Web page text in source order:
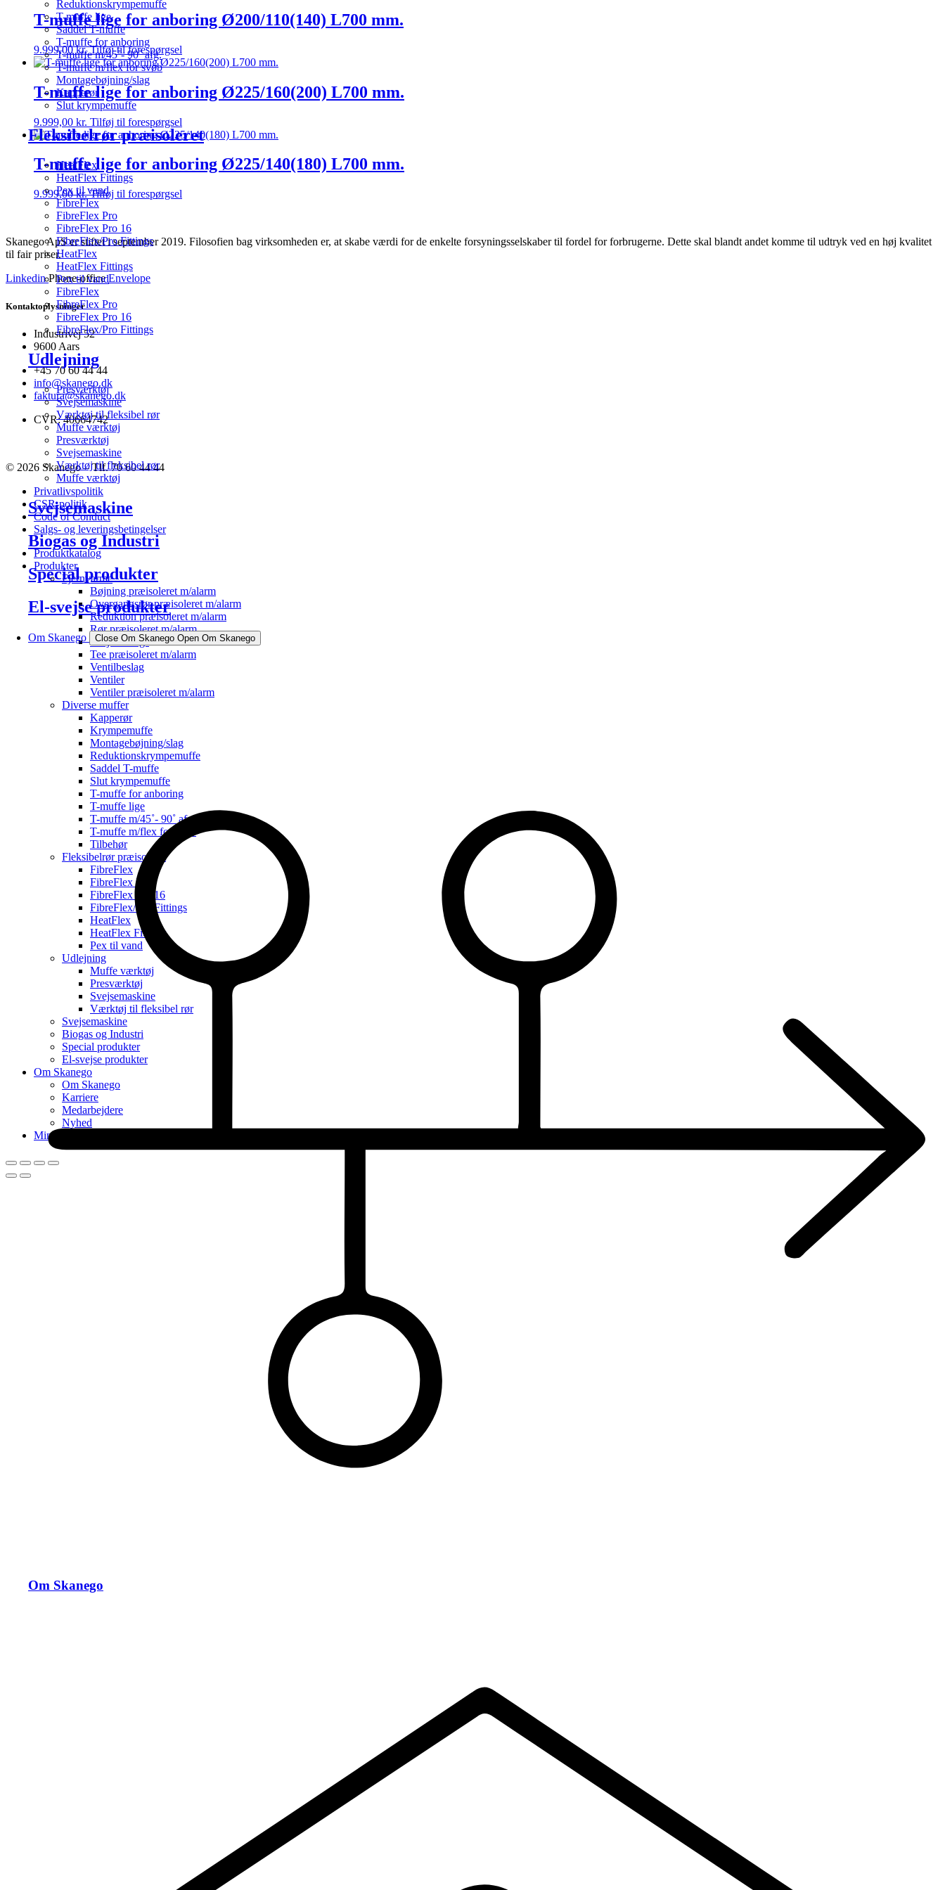
Reduktionskrympemuffe
T-muffe lige
Saddel T-muffe
T-muffe for anboring
T-muffe m/45˚- 90˚ afg.
T-muffe m/flex for svøb
Montagebøjning/slag
Kapperør
Slut krympemuffe
Fleksibelrør præisoleret
HeatFlex
HeatFlex Fittings
Pex til vand
FibreFlex
FibreFlex Pro
FibreFlex Pro 16
FibreFlex/Pro Fittings
HeatFlex
HeatFlex Fittings
Pex til vand
FibreFlex
FibreFlex Pro
FibreFlex Pro 16
FibreFlex/Pro Fittings
Udlejning
Presværktøj
Svejsemaskine
Værktøj til fleksibel rør
Muffe værktøj
Presværktøj
Svejsemaskine
Værktøj til fleksibel rør
Muffe værktøj
Svejsemaskine
Biogas og Industri
Special produkter
El-svejse produkter
Om Skanego Close Om Skanego Open Om Skanego
Om Skanego
T-muffe lige for anboring Ø200/110(140) L700 mm.
9.999,00kr. Tilføj til forespørgsel
T-muffe lige for anboring Ø225/160(200) L700 mm.
9.999,00 kr. Tilføj til forespørgsel
T-muffe lige for anboring Ø225/140(180) L700 mm.
9.999,00kr. Tilføj til forespørgsel
Skanego ApS er stiftet i september 2019. Filosofien bag virksomheden er, at skabe værdi for de enkelte forsyningsselskaber til fordel for forbrugerne. Dette skal blandt andet komme til udtryk ved en høj kvalitet
til fair priser.
Linkedin Phone-office Envelope
Kontaktoplysninger
Industrivej 52
9600 Aars
+45 70 60 44 44
info@skanego.dk
faktura@skanego.dk
CVR: 40664742
© 2026 Skanego – Tlf. 70 60 44 44
Privatlivspolitik
CSR-politik
Code of Conduct
Salgs- og leveringsbetingelser
Produktkatalog
Produkter
Fjernvarme
Bøjning præisoleret m/alarm
Overgangsrør præisoleret m/alarm
Reduktion præisoleret m/alarm
Rør præisoleret m/alarm
Svejsefittings
Tee præisoleret m/alarm
Ventilbeslag
Ventiler
Ventiler præisoleret m/alarm
Diverse muffer
Kapperør
Krympemuffe
Montagebøjning/slag
Reduktionskrympemuffe
Saddel T-muffe
Slut krympemuffe
T-muffe for anboring
T-muffe lige
T-muffe m/45˚- 90˚ afg.
T-muffe m/flex for svøb
Tilbehør
Fleksibelrør præisoleret
FibreFlex
FibreFlex Pro
FibreFlex Pro 16
FibreFlex/Pro Fittings
HeatFlex
HeatFlex Fittings
Pex til vand
Udlejning
Muffe værktøj
Presværktøj
Svejsemaskine
Værktøj til fleksibel rør
Svejsemaskine
Biogas og Industri
Special produkter
El-svejse produkter
Om Skanego
Om Skanego
Karriere
Medarbejdere
Nyhed
Min konto